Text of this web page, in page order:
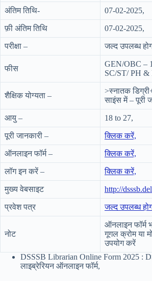
अंतिम तिथि- 07-02-2025,
फ़ी अंतिम तिथि 07-02-2025,
परीक्षा – जल्द उपलब्ध
फीस
GEN/OBC –
SC/ST/ PH &
शैक्षिक योग्यता –
>स्नातक डिग्री+
साइंस में – पूरी
आयु – 18 to 27,
पूरी जानकारी – क्लिक करें,
ऑनलाइन फॉर्म – क्लिक करें,
लॉग इन करें – क्लिक करें,
मुख्य वेबसाइट http://
प्रवेश पत्र जल्द उपलब्ध
नोट
ऑनलाइन फॉर्म
गूगल क्रोम या
उपयोग करें
DSSSB Librarian Online Form 2025 :
लाइब्रेरियन ऑनलाइन फॉर्म,